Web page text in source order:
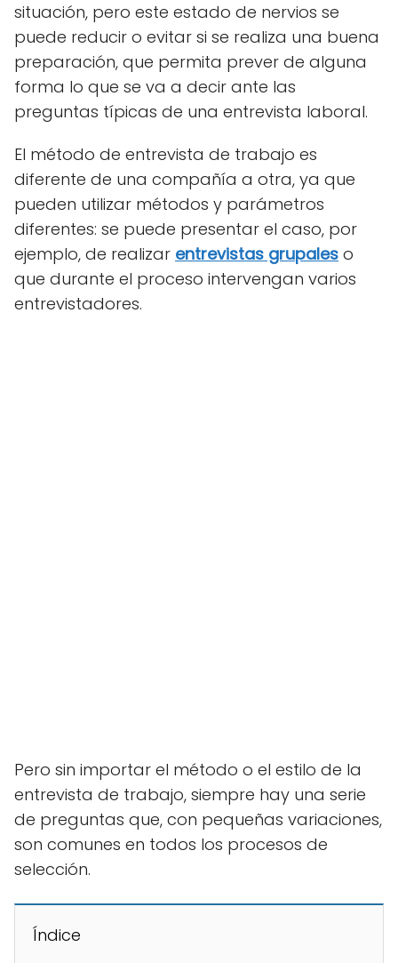
situación, pero este estado de nervios se
puede reducir o evitar si se realiza una buena
preparación, que permita prever de alguna
forma lo que se va a decir ante las
preguntas típicas de una entrevista laboral.
El método de entrevista de trabajo es
diferente de una compañía a otra, ya que
pueden utilizar métodos y parámetros
diferentes: se puede presentar el caso, por
ejemplo, de realizar entrevistas grupales o
que durante el proceso intervengan varios
entrevistadores.
Pero sin importar el método o el estilo de la
entrevista de trabajo, siempre hay una serie
de preguntas que, con pequeñas variaciones,
son comunes en todos los procesos de
selección.
Índice